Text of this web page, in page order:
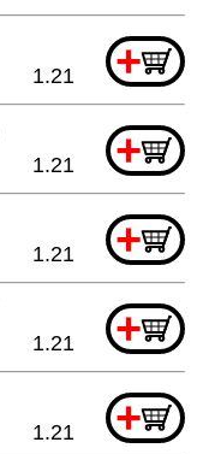
+
1.21
+
1.21
+
1.21
+
1.21
+
1.21